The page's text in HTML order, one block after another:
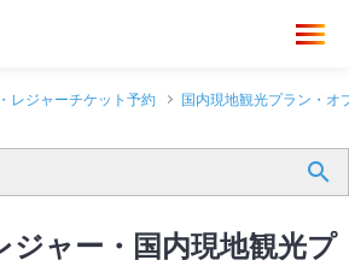
レジャーチケット予約 国内現地観光プラン・オ
ジャー・国内現地観光プ